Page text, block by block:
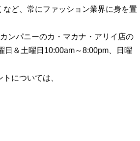
ど、常にファッション業界に身を置
ンパニーのカ・マカナ・アリイ店の
日＆土曜日10:00am～8:00pm、日曜
については、